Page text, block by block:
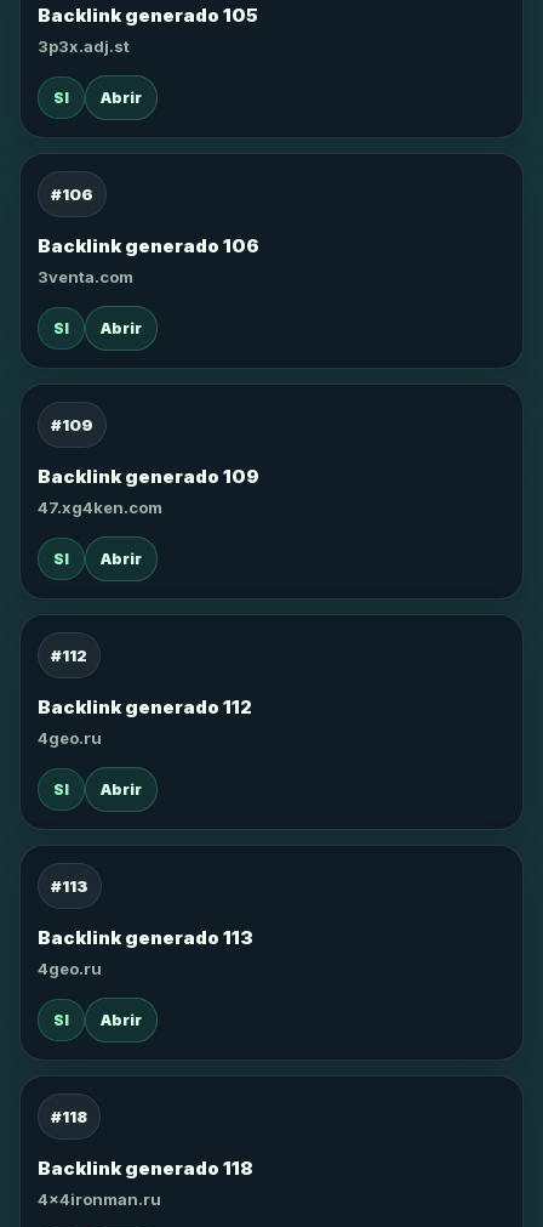
Backlink generado 105
3p3x.adj.st
SI Abrir
#106
Backlink generado 106
3venta.com
SI Abrir
#109
Backlink generado 109
47.xg4ken.com
SI Abrir
#112
Backlink generado 112
4geo.ru
SI Abrir
#113
Backlink generado 113
4geo.ru
SI Abrir
#118
Backlink generado 118
4x4ironman.ru